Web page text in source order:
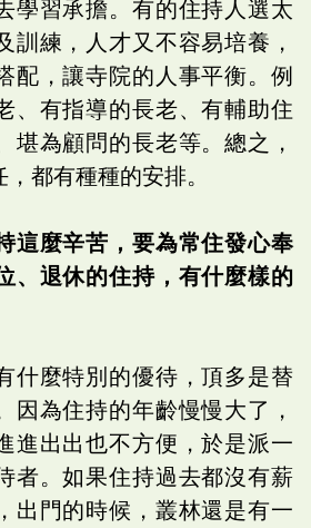
學習承擔。有的住持人選太
訓練，人才又不容易培養，
配，讓寺院的人事平衡。例
、有指導的長老、有輔助住
堪為顧問的長老等。總之，
都有種種的安排。
這麼辛苦，要為常住發心奉
、退休的住持，有什麼樣的
什麼特別的優待，頂多是替
因為住持的年齡慢慢大了，
進出出也不方便，於是派一
者。如果住持過去都沒有薪
出門的時候，叢林還是有一